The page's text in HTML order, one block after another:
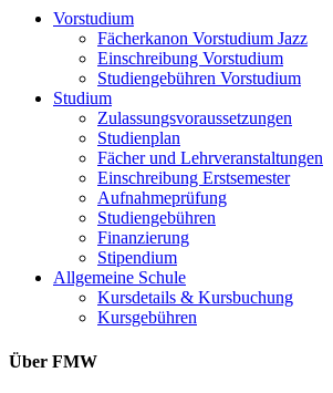
Vorstudium
Fächerkanon Vorstudium Jazz
Einschreibung Vorstudium
Studiengebühren Vorstudium
Studium
Zulassungsvoraussetzungen
Studienplan
Fächer und Lehrveranstaltungen
Einschreibung Erstsemester
Aufnahmeprüfung
Studiengebühren
Finanzierung
Stipendium
Allgemeine Schule
Kursdetails & Kursbuchung
Kursgebühren
Über FMW